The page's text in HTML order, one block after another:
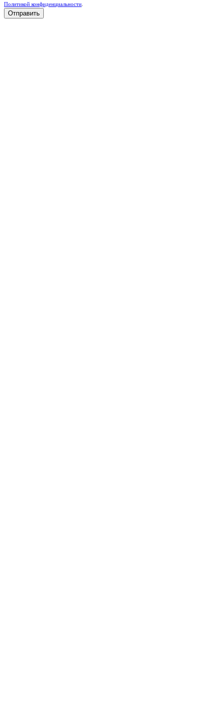
Политикой конфиденциальности
Отправить